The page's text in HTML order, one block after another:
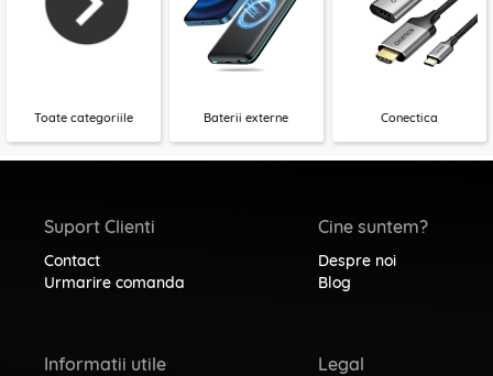
Toate categoriile Baterii externe Conectica
Suport Clienti
Contact
Urmarire comanda
Informatii utile
Cine suntem?
Despre noi
Blog
Legal